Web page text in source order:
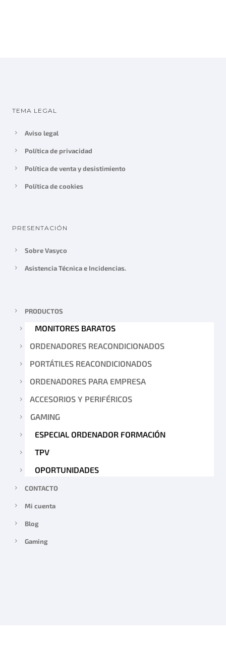
TEMA LEGAL
Aviso legal
Política de privacidad
Política de venta y desistimiento
Política de cookies
PRESENTACIÓN
Sobre Vasyco
Asistencia Técnica e Incidencias.
PRODUCTOS
MONITORES BARATOS
ORDENADORES REACONDICIONADOS
PORTÁTILES REACONDICIONADOS
ORDENADORES PARA EMPRESA
ACCESORIOS Y PERIFÉRICOS
GAMING
ESPECIAL ORDENADOR FORMACIÓN
TPV
OPORTUNIDADES
CONTACTO
Mi cuenta
Blog
Gaming